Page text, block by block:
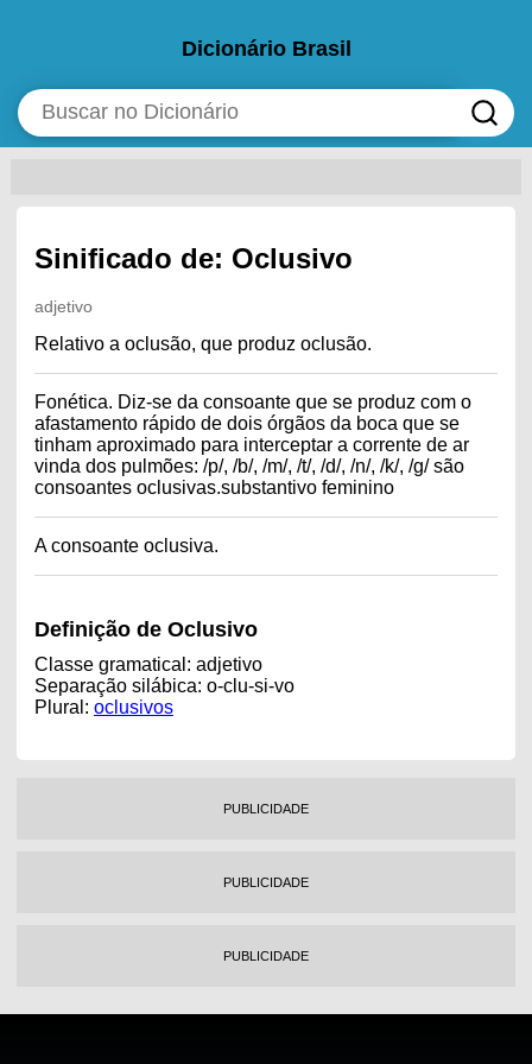
Dicionário Brasil
Sinificado de: Oclusivo
adjetivo
Relativo a oclusão, que produz oclusão.
Fonética. Diz-se da consoante que se produz com o
afastamento rápido de dois órgãos da boca que se
tinham aproximado para interceptar a corrente de ar
vinda dos pulmões: /p/, /b/, /m/, /t/, /d/, /n/, /k/, /g/ são
consoantes oclusivas.substantivo feminino
A consoante oclusiva.
Definição de Oclusivo
Classe gramatical: adjetivo
Separação silábica: o-clu-si-vo
Plural: oclusivos
PUBLICIDADE
PUBLICIDADE
PUBLICIDADE